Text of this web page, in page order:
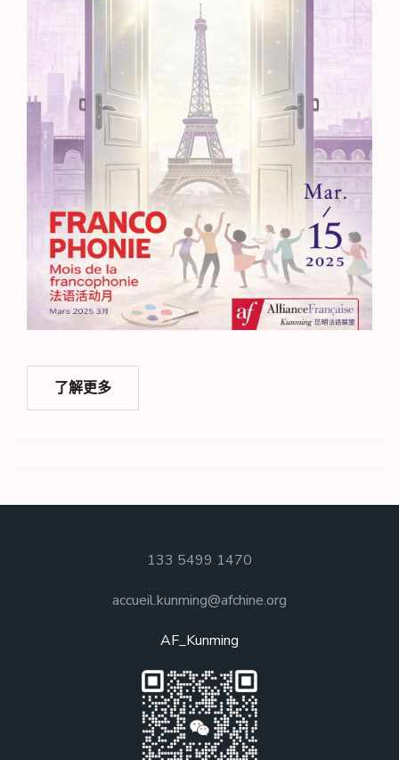
了解更多
133 5499 1470
accueil.kunming@afchine.org
AF_Kunming